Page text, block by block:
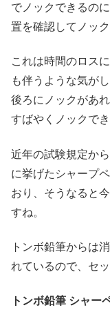
でノックできるの
置を確認してノッ
これは時間のロス
も伴うような気がし
後ろにノックがあ
すばやくノックで
近年の試験規定か
に挙げたシャープ
おり、そうなると
すね。
トンボ鉛筆からは
れているので、セ
トンボ鉛筆 シャー